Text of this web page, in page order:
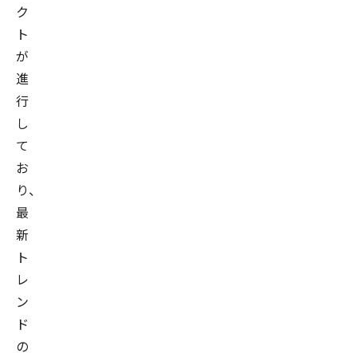
ク
ト
が
進
行
し
て
お
り、
最
新
ト
レ
ン
ド
の